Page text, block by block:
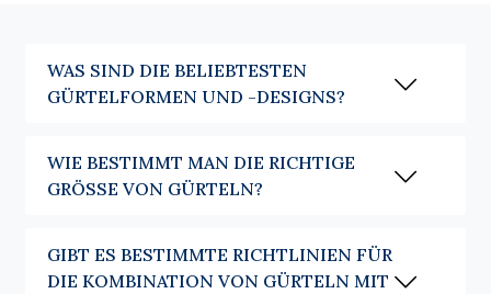
WAS SIND DIE BELIEBTESTEN
GÜRTELFORMEN UND -DESIGNS?
WIE BESTIMMT MAN DIE RICHTIGE
GRÖSSE VON GÜRTELN?
GIBT ES BESTIMMTE RICHTLINIEN FÜR
DIE KOMBINATION VON GÜRTELN MIT